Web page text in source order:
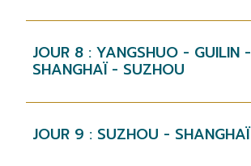
JOUR 8 : YANGSHUO - GUILIN -
SHANGHAÏ - SUZHOU
JOUR 9 : SUZHOU - SHANGHAÏ